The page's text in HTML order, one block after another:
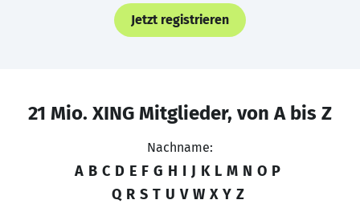
Jetzt registrieren
21 Mio. XING Mitglieder, von A bis Z
Nachname:
A B C D E F G H I J K L M N O P
Q R S T U V W X Y Z